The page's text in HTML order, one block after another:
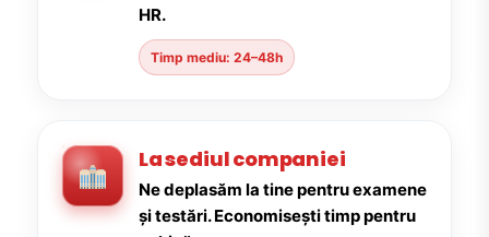
HR.
Timp mediu: 24–48h
La sediul companiei
Ne deplasăm la tine pentru examene
și testări. Economisești timp pentru